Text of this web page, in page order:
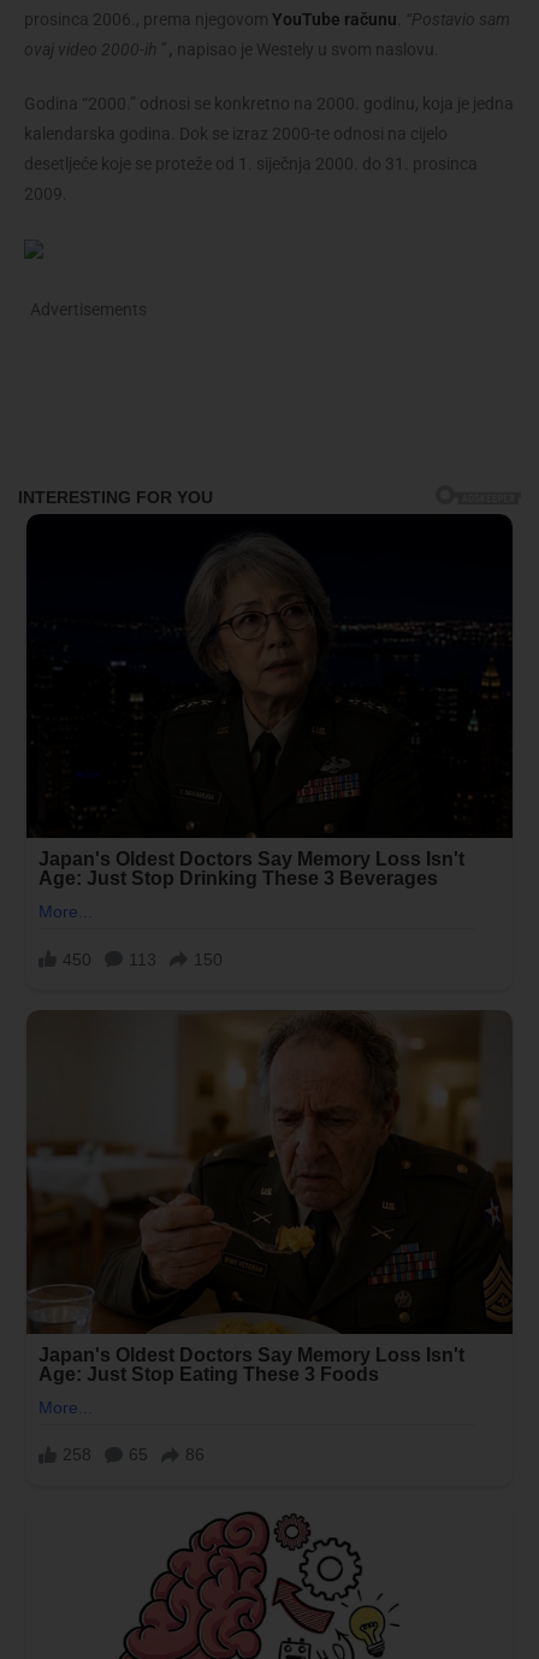
prosinca 2006., prema njegovom YouTube računu
“Postavio sam
ovaj video 2000-ih ” , napisao je Westely u svom naslovu.
Godina “2000.” odnosi se konkretno na 2000. godinu, koja je jedna
kalendarska godina. Dok se izraz 2000-te odnosi na cijelo
desetljeće koje se proteže od 1. siječnja 2000. do 31. prosinca
2009.
Advertisements